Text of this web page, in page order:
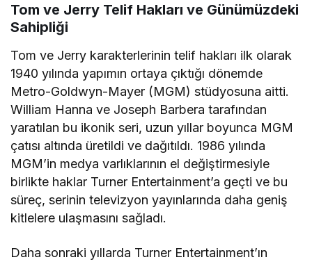
Tom ve Jerry Telif Hakları ve Günümüzdeki
Sahipliği
Tom ve Jerry karakterlerinin telif hakları ilk olarak
1940 yılında yapımın ortaya çıktığı dönemde
Metro-Goldwyn-Mayer (MGM) stüdyosuna aitti.
William Hanna ve Joseph Barbera tarafından
yaratılan bu ikonik seri, uzun yıllar boyunca MGM
çatısı altında üretildi ve dağıtıldı. 1986 yılında
MGM’in medya varlıklarının el değiştirmesiyle
birlikte haklar Turner Entertainment’a geçti ve bu
süreç, serinin televizyon yayınlarında daha geniş
kitlelere ulaşmasını sağladı.
Daha sonraki yıllarda Turner Entertainment’ın